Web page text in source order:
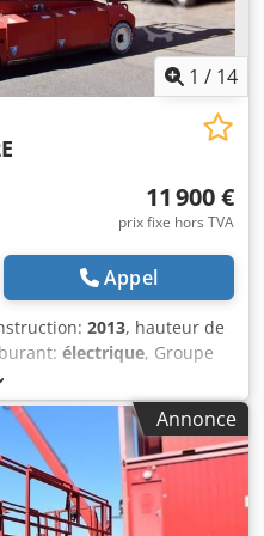
Cedpfx Aoyxplgsn
Disponible
1 / 14
11 900 €
prix fixe hors TVA
Appel
2013, hauteur de
électrique, Groupe
Poids Poids à vide :
de levage : 150 kg
de la benne :
: oui État État général :
esthétique : moyen
de livraison :
Pour obtenir de plus
Annonce